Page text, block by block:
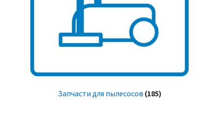
Запчасти для пылесосов (185)